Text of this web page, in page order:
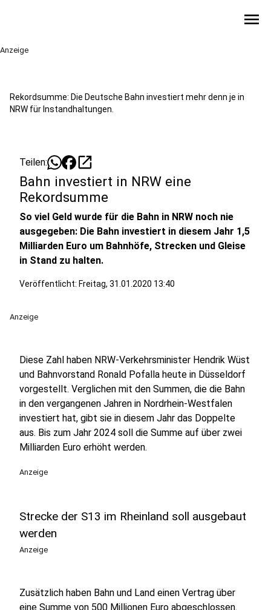
menu
Anzeige
Rekordsumme: Die Deutsche Bahn investiert mehr denn je in
NRW für Instandhaltungen.
Teilen: open_in_new
Bahn investiert in NRW eine
Rekordsumme
So viel Geld wurde für die Bahn in NRW noch nie
ausgegeben: Die Bahn investiert in diesem Jahr 1,5
Milliarden Euro um Bahnhöfe, Strecken und Gleise
in Stand zu halten.
Veröffentlicht: Freitag, 31.01.2020 13:40
Anzeige
Diese Zahl haben NRW-Verkehrsminister Hendrik Wüst
und Bahnvorstand Ronald Pofalla heute in Düsseldorf
vorgestellt. Verglichen mit den Summen, die die Bahn
in den vergangenen Jahren in Nordrhein-Westfalen
investiert hat, gibt sie in diesem Jahr das Doppelte
aus. Bis zum Jahr 2024 soll die Summe auf über zwei
Milliarden Euro erhöht werden.
Anzeige
Strecke der S13 im Rheinland soll ausgebaut
werden
Anzeige
Zusätzlich haben Bahn und Land einen Vertrag über
eine Summe von 500 Millionen Euro abgeschlossen.